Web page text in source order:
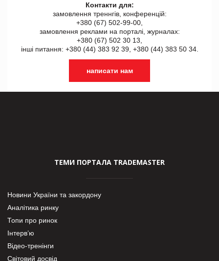
Контакти для:
замовлення треннгів, конференцій:
+380 (67) 502-99-00,
замовлення реклами на порталі, журналах:
+380 (67) 502 30 13,
інші питання: +380 (44) 383 92 39, +380 (44) 383 50 34.
написати нам
ТЕМИ ПОРТАЛА TRADEMASTER
Новини України та закордону
Аналітика ринку
Топи про ринок
Інтерв’ю
Відео-тренінги
Світовий досвід